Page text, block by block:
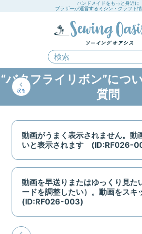
ハンドメイドをもっと身近に
ブラザーが運営するミシン・クラフト
戻る
“バタフライリボン”につ
質問
動画がうまく表示されません。動
いと表示されます (ID:RF026-
動画を早送りまたはゆっくり見た
ードを調整したい）。動画をスキ
(ID:RF026-003)